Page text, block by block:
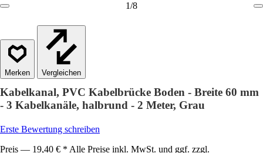
1/8
Vergleichen
Kabelkanal, PVC Kabelbrücke Boden - Breite 60 mm
- 3 Kabelkanäle, halbrund - 2 Meter, Grau
Erste Bewertung schreiben
Preis — 19,40 € * Alle Preise inkl. MwSt. und ggf. zzgl.